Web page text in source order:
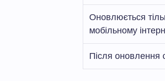
Оновлюється
мобільному
Після оновлення